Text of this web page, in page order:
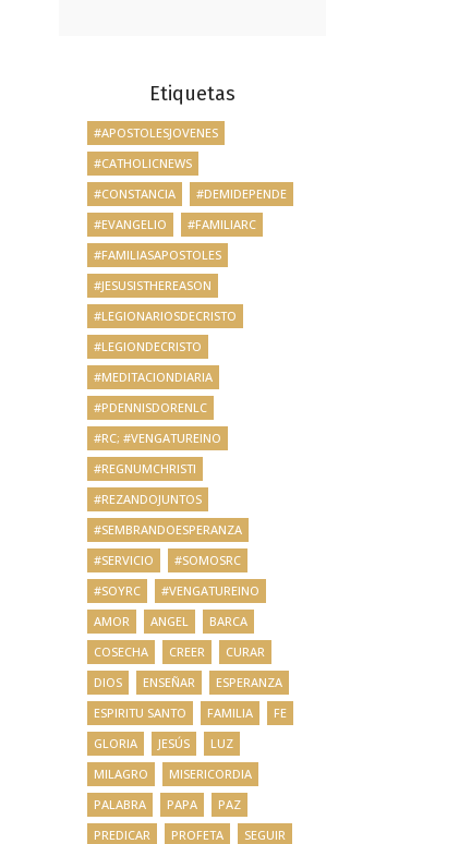
Etiquetas
#APOSTOLESJOVENES
#CATHOLICNEWS
#CONSTANCIA
#DEMIDEPENDE
#EVANGELIO
#FAMILIARC
#FAMILIASAPOSTOLES
#JESUSISTHEREASON
#LEGIONARIOSDECRISTO
#LEGIONDECRISTO
#MEDITACIONDIARIA
#PDENNISDORENLC
#RC; #VENGATUREINO
#REGNUMCHRISTI
#REZANDOJUNTOS
#SEMBRANDOESPERANZA
#SERVICIO
#SOMOSRC
#SOYRC
#VENGATUREINO
AMOR
ANGEL
BARCA
COSECHA
CREER
CURAR
DIOS
ENSEÑAR
ESPERANZA
ESPIRITU SANTO
FAMILIA
FE
GLORIA
JESÚS
LUZ
MILAGRO
MISERICORDIA
PALABRA
PAPA
PAZ
PREDICAR
PROFETA SEGUIR